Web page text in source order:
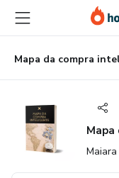
para
conteúdo
principal
para
pagamento
para
rodapé